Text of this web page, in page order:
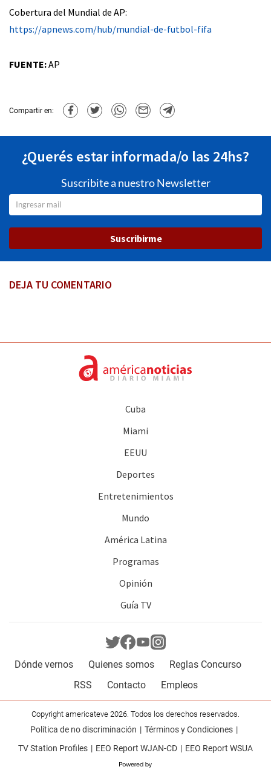
Cobertura del Mundial de AP:
https://apnews.com/hub/mundial-de-futbol-fifa
FUENTE:AP
Compartir en:
¿Querés estar informada/o las 24hs?
Suscribite a nuestro Newsletter
Suscribirme
DEJA TU COMENTARIO
Cuba
Miami
EEUU
Deportes
Entretenimientos
Mundo
América Latina
Programas
Opinión
Guía TV
Dónde vernos Quienes somos
Reglas Concurso
RSS
Contacto Empleos
Copyright americateve 2026. Todos los derechos reservados.
Política de no discriminación
Términos y Condiciones
TV Station Profiles
EEO Report WJAN-CD EEO Report WSUA